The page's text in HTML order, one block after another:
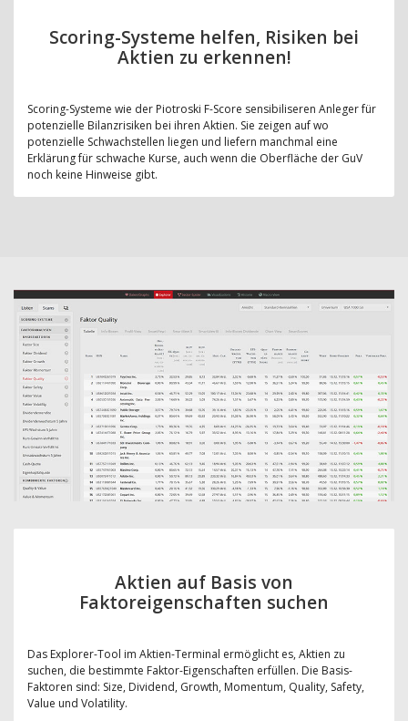
Scoring-Systeme helfen, Risiken bei
Aktien zu erkennen!
Scoring-Systeme wie der Piotroski F-Score sensibiliseren Anleger für
potenzielle Bilanzrisiken bei ihren Aktien. Sie zeigen auf wo
potenzielle Schwachstellen liegen und liefern manchmal eine
Erklärung für schwache Kurse, auch wenn die Oberfläche der GuV
noch keine Hinweise gibt.
Aktien auf Basis von
Faktoreigenschaften suchen
Das Explorer-Tool im Aktien-Terminal ermöglicht es, Aktien zu
suchen, die bestimmte Faktor-Eigenschaften erfüllen. Die Basis-
Faktoren sind: Size, Dividend, Growth, Momentum, Quality, Safety,
Value und Volatility.